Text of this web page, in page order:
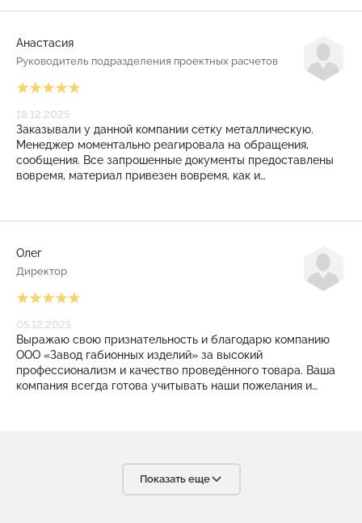
Анастасия
Руководитель подразделения проектных расчетов
18.12.2025
Заказывали у данной компании сетку металлическую.
Менеджер моментально реагировала на обращения,
сообщения. Все запрошенные документы предоставлены
вовремя, материал привезен вовремя, как и
также выставлены своевременно. Приятное, плодотворное
Олег
Директор
05.12.2025
Выражаю свою признательность и благодарю компанию
ООО «Завод габионных изделий» за высокий
профессионализм и качество проведённого товара. Ваша
компания всегда готова учитывать наши пожелания и
высококвалифицированного партнёра, что очень важно в
условиях современного бизнеса. С радостью будем
рекомендовать вашу компанию своим партнёрам.
Показать еще